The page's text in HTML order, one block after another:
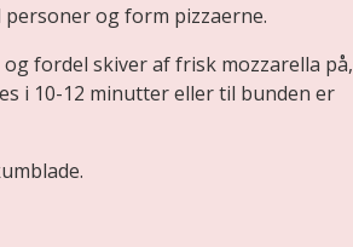
og form pizzaerne.
fordel skiver af frisk mozzarella på,
i 10-12 minutter eller til bunden er